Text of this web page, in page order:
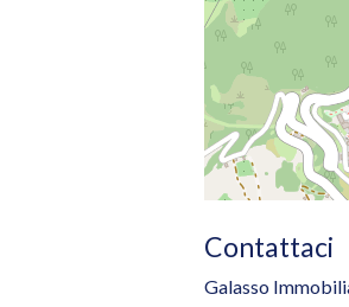
Contattaci
Galasso